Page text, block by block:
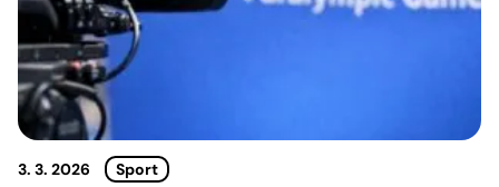
3. 3. 2026 Sport